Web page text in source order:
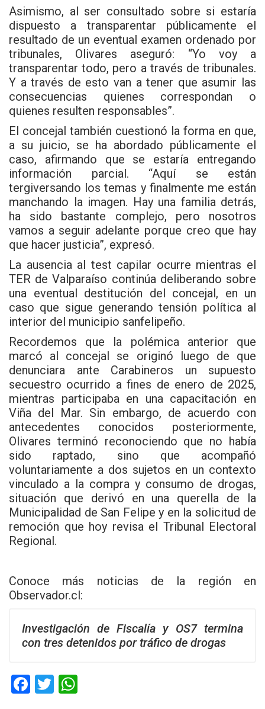
Asimismo, al ser consultado sobre si estaría
dispuesto a transparentar públicamente el
resultado de un eventual examen ordenado por
tribunales, Olivares aseguró: “Yo voy a
transparentar todo, pero a través de tribunales.
Y a través de esto van a tener que asumir las
consecuencias quienes correspondan o
quienes resulten responsables”.
El concejal también cuestionó la forma en que,
a su juicio, se ha abordado públicamente el
caso, afirmando que se estaría entregando
información parcial. “Aquí se están
tergiversando los temas y finalmente me están
manchando la imagen. Hay una familia detrás,
ha sido bastante complejo, pero nosotros
vamos a seguir adelante porque creo que hay
que hacer justicia”, expresó.
La ausencia al test capilar ocurre mientras el
TER de Valparaíso continúa deliberando sobre
una eventual destitución del concejal, en un
caso que sigue generando tensión política al
interior del municipio sanfelipeño.
Recordemos que la polémica anterior que
marcó al concejal se originó luego de que
denunciara ante Carabineros un supuesto
secuestro ocurrido a fines de enero de 2025,
mientras participaba en una capacitación en
Viña del Mar. Sin embargo, de acuerdo con
antecedentes conocidos posteriormente,
Olivares terminó reconociendo que no había
sido raptado, sino que acompañó
voluntariamente a dos sujetos en un contexto
vinculado a la compra y consumo de drogas,
situación que derivó en una querella de la
Municipalidad de San Felipe y en la solicitud de
remoción que hoy revisa el Tribunal Electoral
Regional.
Conoce más noticias de la región en
Observador.cl:
Investigación de Fiscalía y OS7 termina
con tres detenidos por tráfico de drogas
F
T